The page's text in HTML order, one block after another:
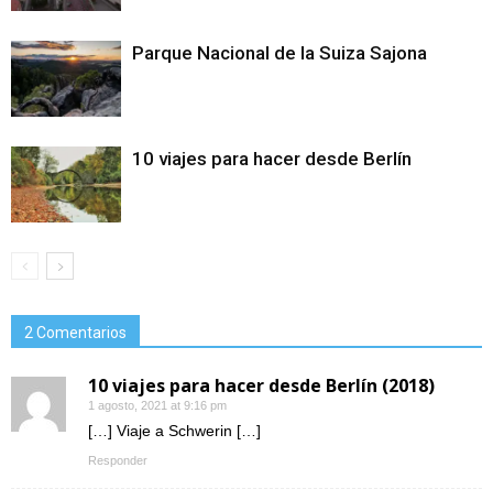
Parque Nacional de la Suiza Sajona
10 viajes para hacer desde Berlín
2 Comentarios
10 viajes para hacer desde Berlín (2018)
1 agosto, 2021 at 9:16 pm
[…] Viaje a Schwerin […]
Responder